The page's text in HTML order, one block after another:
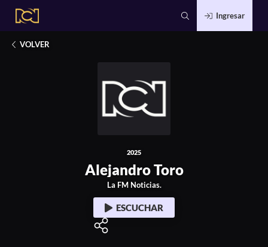
Ingresar
VOLVER
2025
Alejandro Toro
La FM Noticias.
ESCUCHAR
Alejandro Toro